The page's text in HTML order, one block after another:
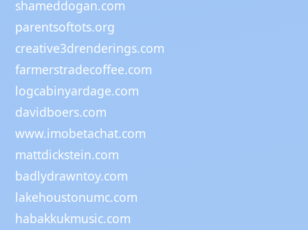
shameddogan.com
parentsoftots.org
creative3drenderings.com
farmerstradecoffee.com
logcabinyardage.com
davidboers.com
www.imobetachat.com
mattdickstein.com
badlydrawntoy.com
lakehoustonumc.com
habakkukmusic.com